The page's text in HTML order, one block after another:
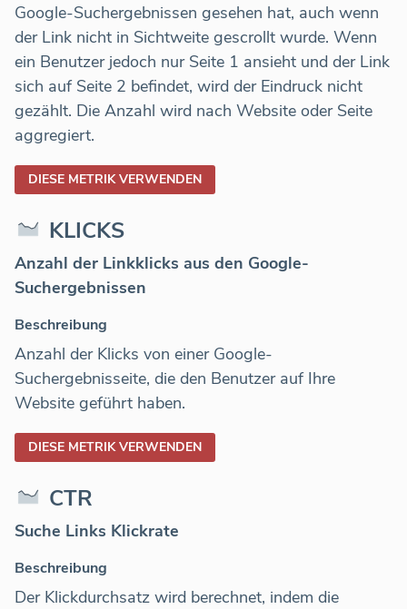
Google-Suchergebnissen gesehen hat, auch wenn
der Link nicht in Sichtweite gescrollt wurde. Wenn
ein Benutzer jedoch nur Seite 1 ansieht und der Link
sich auf Seite 2 befindet, wird der Eindruck nicht
gezählt. Die Anzahl wird nach Website oder Seite
aggregiert.
DIESE METRIK VERWENDEN
KLICKS
Anzahl der Linkklicks aus den Google-
Suchergebnissen
Beschreibung
Anzahl der Klicks von einer Google-
Suchergebnisseite, die den Benutzer auf Ihre
Website geführt haben.
DIESE METRIK VERWENDEN
CTR
Suche Links Klickrate
Beschreibung
Der Klickdurchsatz wird berechnet, indem die